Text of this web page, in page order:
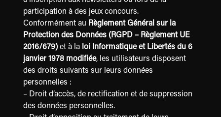
participation à des jeux concours.
Conformément au Règlement Général sur la
Protection des Données (RGPD – Règlement UE
2016/679) et à la loi Informatique et Libertés du 6
janvier 1978 modifiée, les utilisateurs disposent
des droits suivants sur leurs données
personnelles :
– Droit d’accès, de rectification et de suppression
des données personnelles.